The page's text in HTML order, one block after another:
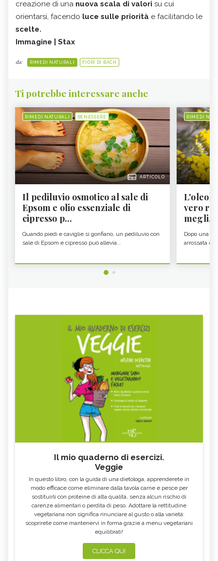
creazione di una nuova scala di valori su cui
orientarsi, facendo luce sulle priorità e facilitando le
scelte.
Immagine | Stax
da: RIMEDI NATURALI FIORI DI BACH
Ti potrebbe interessare anche
RIMEDI NATURALI BENESSERE
ARTICOLO
Il pediluvio osmotico al sale di
Epsom e olio essenziale di
cipresso p...
Quando piedi e caviglie si gonfiano, un pediluvio con
sale di Epsom e cipresso può allevia...
RIMEDI
vero re
megli...
Dopo una
arrossata e
Il mio quaderno di esercizi.
Veggie
In questo libro, con la guida di una dietologa, apprenderete in
modo efficace come eliminare dalla tavola carne e pesce per
sostituirli con proteine di alta qualità, senza alcun rischio di
carenze alimentari o perdita di peso. Adottare la rettitudine
vegetariana non significa rinunciare al gusto o alla varietà:
scoprirete come mantenervi in forma grazie a menu vegetariani
equilibrati!
CLICCA QUI